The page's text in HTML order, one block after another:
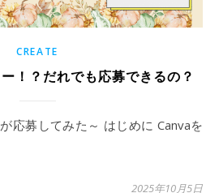
CREATE
！？だれでも応募できるの？
2025年10月5日